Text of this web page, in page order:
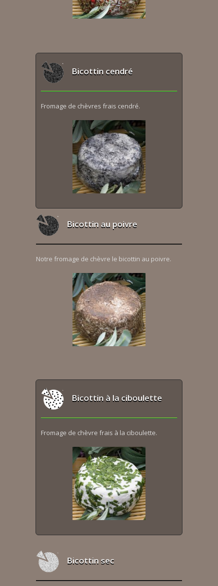
Bicottin cendré
Fromage de chèvres frais cendré.
Bicottin au poivre
Notre fromage de chèvre le bicottin au poivre.
Bicottin à la ciboulette
Fromage de chèvre frais à la ciboulette.
Bicottin sec